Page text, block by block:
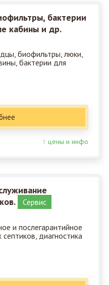
бактерии
кабины и др.
биофильтры, люки,
бактерии для
↑ цены и инфо
Сервис
и послегарантийное
диагностика